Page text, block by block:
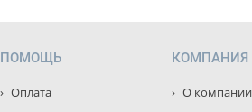
ПОМОЩЬ
Оплата
КОМПАНИЯ
О компании